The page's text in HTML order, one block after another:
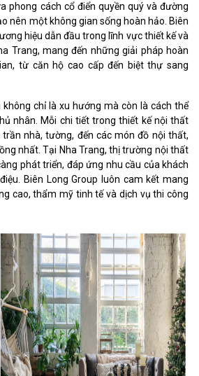
phong cách cổ điển quyền quý và đường
nên một không gian sống hoàn hảo. Biên
hiệu dẫn đầu trong lĩnh vực thiết kế và
Trang, mang đến những giải pháp hoàn
từ căn hộ cao cấp đến biệt thự sang
không chỉ là xu hướng mà còn là cách thể
nhân. Mỗi chi tiết trong thiết kế nội thất
nhà, tường, đến các món đồ nội thất,
nhất. Tại Nha Trang, thị trường nội thất
phát triển, đáp ứng nhu cầu của khách
Biên Long Group luôn cam kết mang
cao, thẩm mỹ tinh tế và dịch vụ thi công